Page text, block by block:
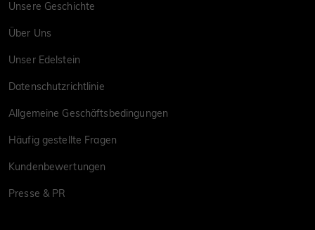
Unsere Geschichte
Über Uns
Unser Edelstein
Datenschutzrichtlinie
Allgemeine Geschäftsbedingungen
Häufig gestellte Fragen
Kundenbewertungen
Presse & PR